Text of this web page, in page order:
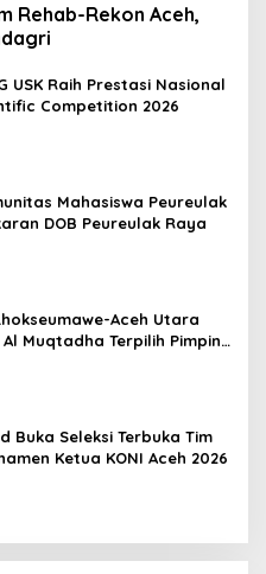
Rehab-Rekon Aceh,
USK Raih Prestasi Nasional
Competition 2026
Mahasiswa Peureulak
DOB Peureulak Raya
Lhokseumawe-Aceh Utara
Muqtadha Terpilih Pimpin
Buka Seleksi Terbuka Tim
Ketua KONI Aceh 2026